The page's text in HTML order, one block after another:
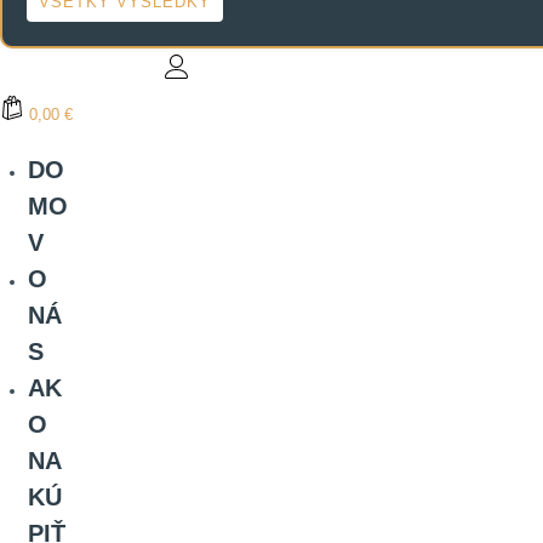
0,00 €
DO
MO
V
O
NÁ
S
AK
O
NA
KÚ
PIŤ